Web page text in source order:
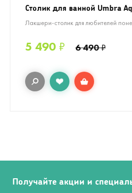
Столик для ванной Umbra
Лакшери-столик для любителей
5 490 ₽ 6 490₽
Получайте акции и